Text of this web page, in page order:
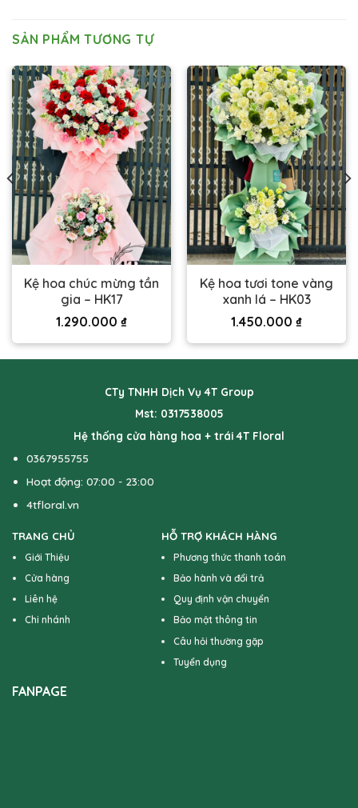
SẢN PHẨM TƯƠNG TỰ
Kệ hoa chúc mừng tần
gia – HK17
1.290.000 ₫
Kệ hoa tươi tone vàng
xanh lá – HK03
1.450.000 ₫
CTy TNHH Dịch Vụ 4T Group
Mst: 0317538005
Hệ thống cửa hàng hoa + trái 4T Floral
0367955755
Hoạt động: 07:00 - 23:00
4tfloral.vn
TRANG CHỦ
Giới Thiệu
Cửa hàng
Liên hệ
Chi nhánh
HỖ TRỢ KHÁCH HÀNG
Phương thức thanh toán
Bảo hành và đổi trả
Quy định vận chuyển
Bảo mật thông tin
Câu hỏi thường gặp
Tuyển dụng
FANPAGE